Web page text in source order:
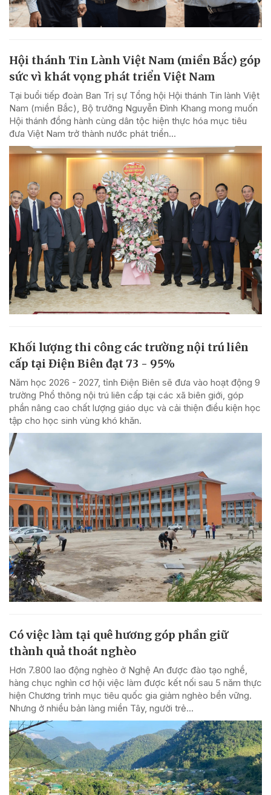
Hội thánh Tin Lành Việt Nam (miền Bắc) góp
sức vì khát vọng phát triển Việt Nam
Tại buổi tiếp đoàn Ban Trị sự Tổng hội Hội thánh Tin lành Việt
Nam (miền Bắc), Bộ trưởng Nguyễn Đình Khang mong muốn
Hội thánh đồng hành cùng dân tộc hiện thực hóa mục tiêu
đưa Việt Nam trở thành nước phát triển...
Khối lượng thi công các trường nội trú liên
cấp tại Điện Biên đạt 73 - 95%
Năm học 2026 - 2027, tỉnh Điện Biên sẽ đưa vào hoạt động 9
trường Phổ thông nội trú liên cấp tại các xã biên giới, góp
phần nâng cao chất lượng giáo dục và cải thiện điều kiện học
tập cho học sinh vùng khó khăn.
Có việc làm tại quê hương góp phần giữ
thành quả thoát nghèo
Hơn 7.800 lao động nghèo ở Nghệ An được đào tạo nghề,
hàng chục nghìn cơ hội việc làm được kết nối sau 5 năm thực
hiện Chương trình mục tiêu quốc gia giảm nghèo bền vững.
Nhưng ở nhiều bản làng miền Tây, người trẻ...